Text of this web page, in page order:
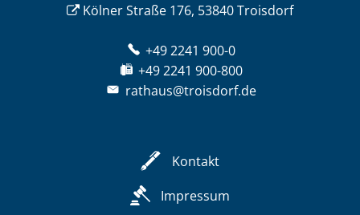
Kölner Straße 176, 53840 Troisdorf
+49 2241 900-0
+49 2241 900-800
rathaus@troisdorf.de
Kontakt
Impressum